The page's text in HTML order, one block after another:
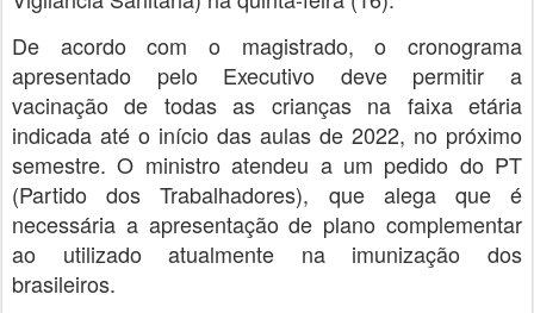
De acordo com o magistrado, o cronograma
apresentado pelo Executivo deve permitir a
vacinação de todas as crianças na faixa etária
indicada até o início das aulas de 2022, no próximo
semestre. O ministro atendeu a um pedido do PT
(Partido dos Trabalhadores), que alega que é
necessária a apresentação de plano complementar
ao utilizado atualmente na imunização dos
brasileiros.